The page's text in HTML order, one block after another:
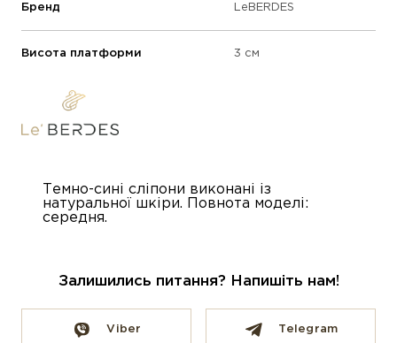
Бренд LeBERDES
Висота платформи 3 см
Темно-сині сліпони виконані із
натуральної шкіри. Повнота моделі:
середня.
Залишились питання? Напишіть нам!
Viber Telegram